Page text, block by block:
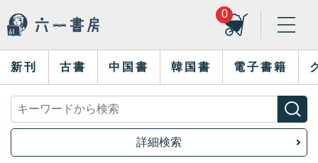
0
新刊 古書 中国書 韓国書 電子書籍
詳細検索